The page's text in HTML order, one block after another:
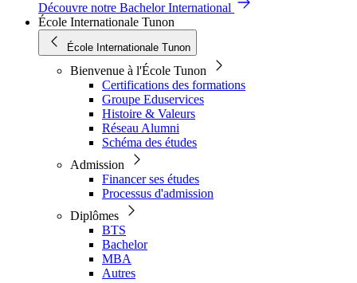
Découvre notre Bachelor International
École Internationale Tunon
École Internationale Tunon
Bienvenue à l'École Tunon
Certifications des formations
Groupe Eduservices
Histoire & Valeurs
Réseau Alumni
Schéma des études
Admission
Financer ses études
Processus d'admission
Diplômes
BTS
Bachelor
MBA
Autres